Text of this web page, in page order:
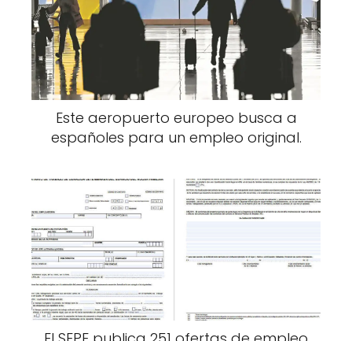
Este aeropuerto europeo busca a
españoles para un empleo original.